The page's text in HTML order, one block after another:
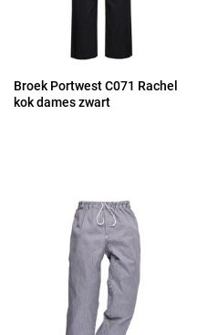
Broek Portwest C071 Rachel
kok dames zwart